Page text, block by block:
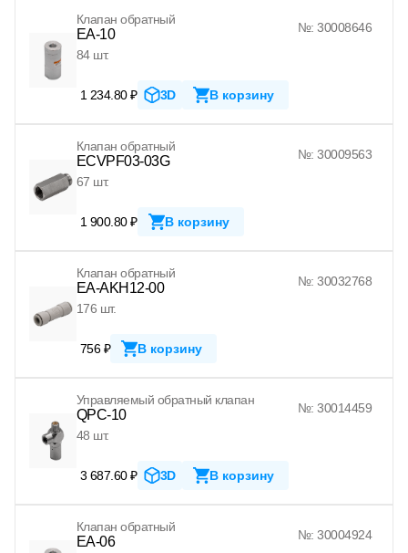
Клапан обратный
EA-10
№: 30008646
84 шт.
1 234.80 ₽ 3D В корзину
Клапан обратный
ECVPF03-03G
№: 30009563
67 шт.
1 900.80 ₽ В корзину
Клапан обратный
EA-AKH12-00
№: 30032768
176 шт.
756 ₽ В корзину
Управляемый обратный клапан
QPC-10
№: 30014459
48 шт.
3 687.60 ₽ 3D В корзину
Клапан обратный
EA-06
№: 30004924